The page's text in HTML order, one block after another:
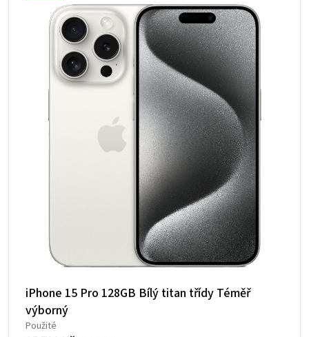
iPhone 15 Pro 128GB Bílý titan třídy Téměř
výborný
Použité